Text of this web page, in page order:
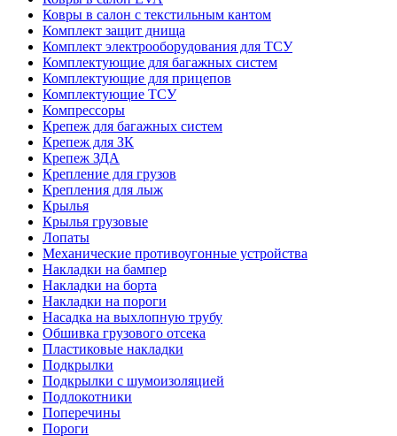
Ковры в салон с текстильным кантом
Комплект защит днища
Комплект электрооборудования для ТСУ
Комплектующие для багажных систем
Комплектующие для прицепов
Комплектующие ТСУ
Компрессоры
Крепеж для багажных систем
Крепеж для ЗК
Крепеж ЗДА
Крепление для грузов
Крепления для лыж
Крылья
Крылья грузовые
Лопаты
Механические противоугонные устройства
Накладки на бампер
Накладки на борта
Накладки на пороги
Насадка на выхлопную трубу
Обшивка грузового отсека
Пластиковые накладки
Подкрылки
Подкрылки с шумоизоляцией
Подлокотники
Поперечины
Пороги